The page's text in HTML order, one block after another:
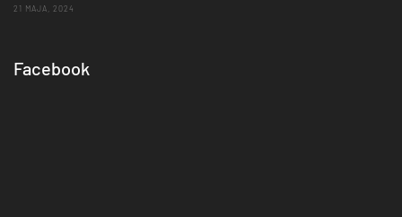
21 MAJA, 2024
Facebook